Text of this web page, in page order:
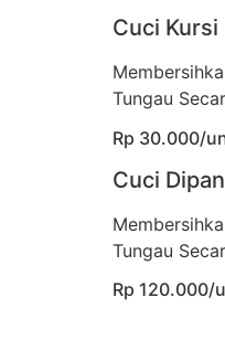
Cuci Kursi
Tungau
Rp 30.000/
Cuci
Tungau
Rp 120.000/